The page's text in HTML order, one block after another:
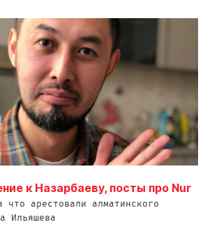
к Назарбаеву, посты про Nur
что арестовали алматинского
Ильяшева